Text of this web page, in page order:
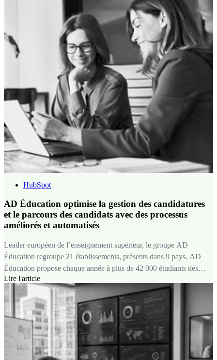
suppose désormais le consentement du destinataire.
HubSpot
AD Éducation optimise la gestion des candidatures
et le parcours des candidats avec des processus
améliorés et automatisés
Leader européen de l’enseignement supérieur, le groupe AD
Éducation regroupe 21 établissements, présents dans 9 pays. AD
Éducation propose chaque année à plus de 42 000 étudiants des
formations dans les domaines du design, de l’audiovisuel, de
l’animation & jeu vidéo, de la culture et du luxe, de la musique, de
la communication, du marketing et du digital, du management et des
sciences de l’ingénieur.
Lire l'article